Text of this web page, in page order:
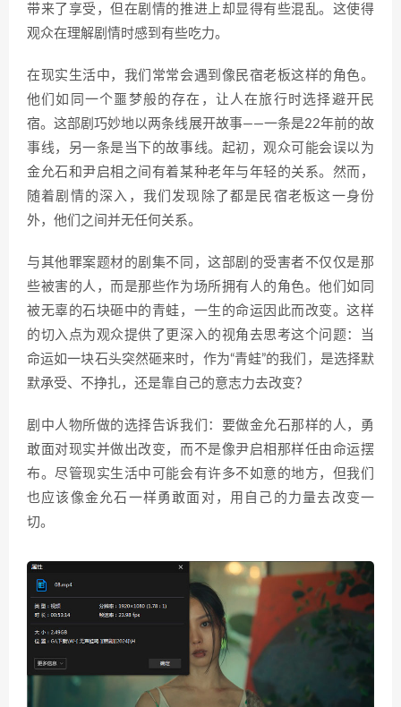
带来了享受，但在剧情的推进上却显得有些混乱。这使得
观众在理解剧情时感到有些吃力。
在现实生活中，我们常常会遇到像民宿老板这样的角色。
他们如同一个噩梦般的存在，让人在旅行时选择避开民
宿。这部剧巧妙地以两条线展开故事——一条是22年前的故
事线，另一条是当下的故事线。起初，观众可能会误以为
金允石和尹启相之间有着某种老年与年轻的关系。然而，
随着剧情的深入，我们发现除了都是民宿老板这一身份
外，他们之间并无任何关系。
与其他罪案题材的剧集不同，这部剧的受害者不仅仅是那
些被害的人，而是那些作为场所拥有人的角色。他们如同
被无辜的石块砸中的青蛙，一生的命运因此而改变。这样
的切入点为观众提供了更深入的视角去思考这个问题：当
命运如一块石头突然砸来时，作为“青蛙”的我们，是选择默
默承受、不挣扎，还是靠自己的意志力去改变？
剧中人物所做的选择告诉我们：要做金允石那样的人，勇
敢面对现实并做出改变，而不是像尹启相那样任由命运摆
布。尽管现实生活中可能会有许多不如意的地方，但我们
也应该像金允石一样勇敢面对，用自己的力量去改变一
切。